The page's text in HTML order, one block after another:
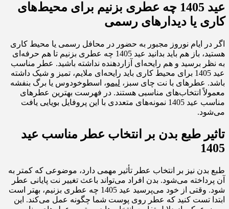
عید 1405 چه عطری بزنیم برای محیط‌های
کاری یا دیدارهای رسمی
اگر در ایام نوروز مجبور به حضور در محافل رسمی یا محیط کاری
هستید، باز هم باید بدانید عید 1405 چه عطری بزنیم تا هم حرفه‌ای
به نظر برسید و هم رایحه‌ای آزاردهنده نداشته باشید. عطر مناسب
عید 1405 برای محیط کاری باید رایحه‌ای ملایم، تمیز و شیک داشته
باشد. عطرهای با نت چای سبز، لیمو، اسطوخودوس یا برگ بنفشه
معمولاً انتخاب‌های مناسبی هستند. در فهرست بهترین عطرهای
مناسب عید 1405 نمونه‌های متعددی با این پروفایل بویایی یافت
می‌شود.
تاثیر طبع بدن بر انتخاب عطر مناسب عید
1405
طبع بدن نیز بر انتخاب عطر تأثیر مهمی دارد، موضوعی که کمتر به
آن پرداخته می‌شود. بدن افراد می‌تواند باعث تغییر نت پایانی عطر
شود. وقتی از خود می‌پرسید عید 1405 چه عطری بزنیم، بهتر است
ابتدا تست کنید که عطر روی پوست شما چگونه عمل می‌کند. این